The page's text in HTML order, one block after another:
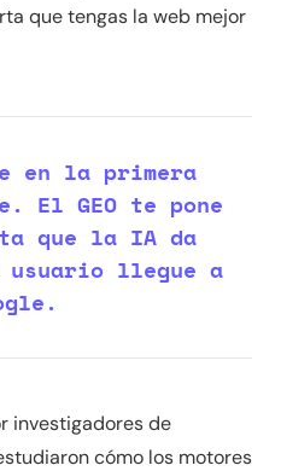
que tengas la web mejor
en la primera
El GEO te pone
que la IA da
usuario llegue a
investigadores de
cómo los motores